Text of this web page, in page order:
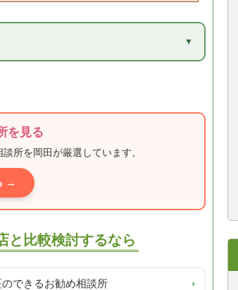
を見る
所を岡田が厳選しています。
→
と比較検討するなら
できるお勧め相談所 ›